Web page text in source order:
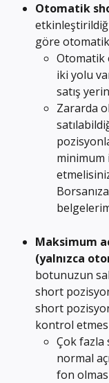
Otomatik
göre
Otomatik
iki yolu
satış
Zararda
minimum
Maksimum
(yalnızca
botunuzun
short
short
kontrol
Çok fazla
normal
fon